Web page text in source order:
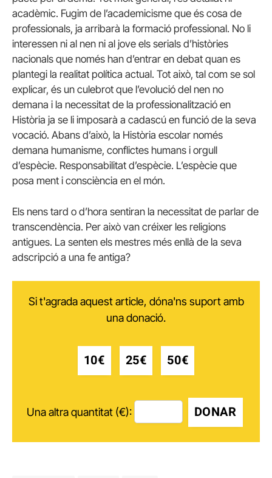
acadèmic. Fugim de l’academicisme que és cosa de
professionals, ja arribarà la formació professional. No li
interessen ni al nen ni al jove els serials d’històries
nacionals que només han d’entrar en debat quan es
plantegi la realitat política actual. Tot això, tal com se sol
explicar, és un culebrot que l’evolució del nen no
demana i la necessitat de la professionalització en
Història ja se li imposarà a cadascú en funció de la seva
vocació. Abans d’això, la Història escolar només
demana humanisme, conflictes humans i orgull
d’espècie. Responsabilitat d’espècie. L’espècie que
posa ment i consciència en el món.
Els nens tard o d’hora sentiran la necessitat de parlar de
transcendència. Per això van créixer les religions
antigues. La senten els mestres més enllà de la seva
adscripció a una fe antiga?
Si t'agrada aquest article, dóna'ns suport amb
una donació.
10€ 25€ 50€
Una altra quantitat (€): DONAR